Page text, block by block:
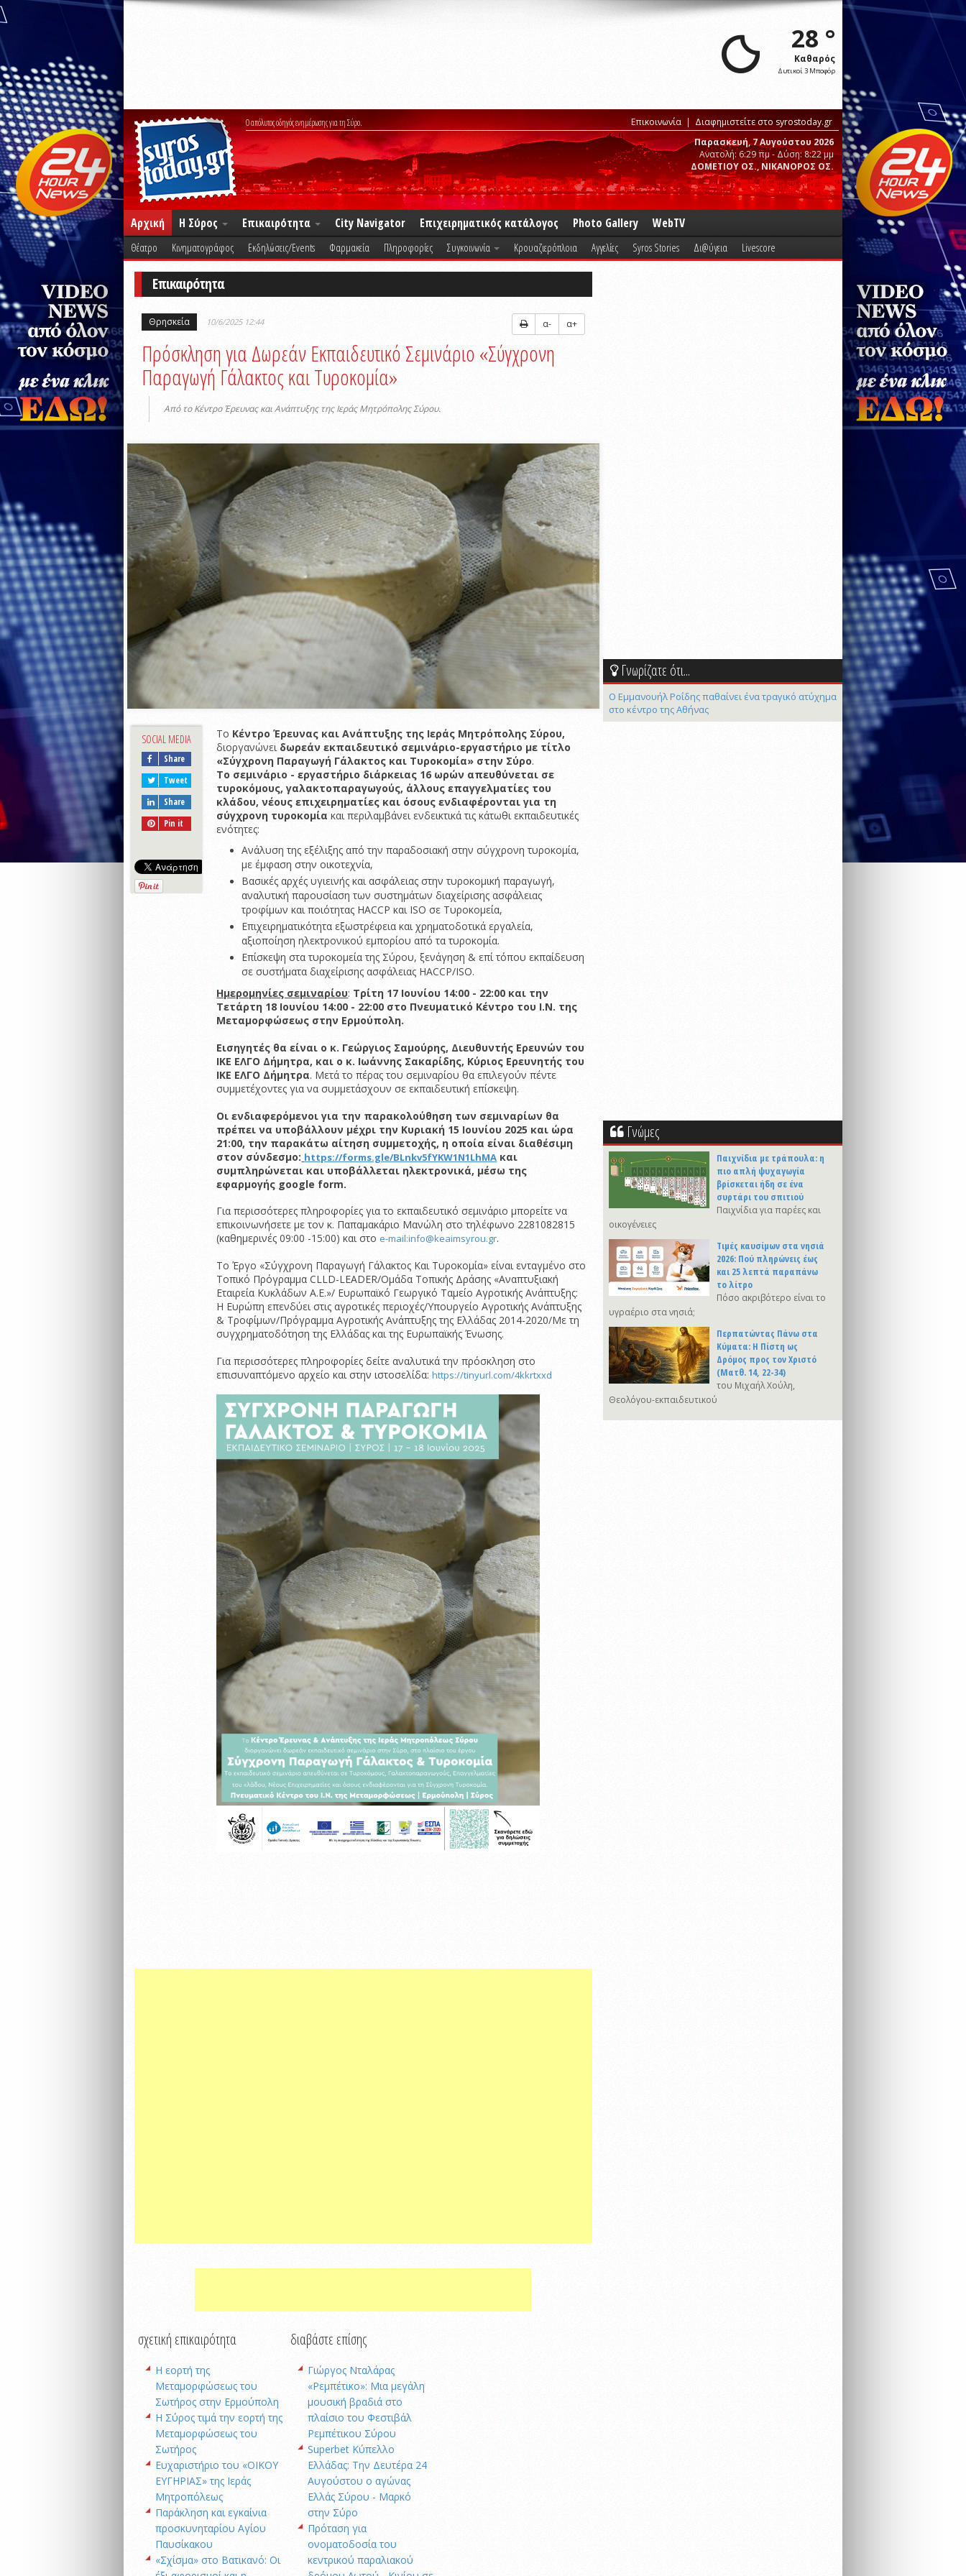
28 °
Καθαρός
Δυτικοί 3 Μποφόρ
Ο απόλυτος οδηγός ενημέρωσης για τη Σύρο. Επικοινωνία
Διαφημιστείτε στο syrostoday.gr
Παρασκευή, 7 Αυγούστου 2026
Ανατολή: 6:29 πμ - Δύση: 8:22 μμ
ΔΟΜΕΤΙΟΥ ΟΣ., ΝΙΚΑΝΟΡΟΣ ΟΣ.
Αρχική Η Σύρος Επικαιρότητα City Navigator Επιχειρηματικός κατάλογος Photo Gallery WebTV
Θέατρο Κινηματογράφος Εκδηλώσεις/Events Φαρμακεία Πληροφορίες Συγκοινωνία Κρουαζιερόπλοια Αγγελίες Syros Stories Δι@ύγεια Livescore
Επικαιρότητα
Θρησκεία 10/6/2025 12:44 α- α+
Πρόσκληση για Δωρεάν Εκπαιδευτικό Σεμινάριο «Σύγχρονη
Παραγωγή Γάλακτος και Τυροκομία»
Από το Κέντρο Έρευνας και Ανάπτυξης της Ιεράς Μητρόπολης Σύρου.
SOCIAL MEDIA
Share
Tweet
Share
Pin it
Tο Κέντρο Έρευνας και Ανάπτυξης της Ιεράς Μητρόπολης Σύρου,
διοργανώνει δωρεάν εκπαιδευτικό σεμινάριο-εργαστήριο με τίτλο
«Σύγχρονη Παραγωγή Γάλακτος και Τυροκομία» στην Σύρο.
Το σεμινάριο - εργαστήριο διάρκειας 16 ωρών απευθύνεται σε
τυροκόμους, γαλακτοπαραγωγούς, άλλους επαγγελματίες του
κλάδου, νέους επιχειρηματίες και όσους ενδιαφέρονται για τη
σύγχρονη τυροκομίακαι περιλαμβάνει ενδεικτικά τις κάτωθι εκπαιδευτικές
ενότητες:
Ανάλυση της εξέλιξης από την παραδοσιακή στην σύγχρονη τυροκομία,
με έμφαση στην οικοτεχνία,
Βασικές αρχές υγιεινής και ασφάλειας στην τυροκομική παραγωγή,
αναλυτική παρουσίαση των συστημάτων διαχείρισης ασφάλειας
τροφίμων και ποιότητας HACCP και ISO σε Τυροκομεία,
Επιχειρηματικότητα εξωστρέφεια και χρηματοδοτικά εργαλεία,
αξιοποίηση ηλεκτρονικού εμπορίου από τα τυροκομία.
Επίσκεψη στα τυροκομεία της Σύρου, ξενάγηση & επί τόπου εκπαίδευση
σε συστήματα διαχείρισης ασφάλειας HACCP/ISO.
Ημερομηνίες σεμιναρίου: Τρίτη 17 Ιουνίου 14:00 - 22:00 και την
Τετάρτη 18 Ιουνίου 14:00 - 22:00 στο Πνευματικό Κέντρο του Ι.Ν. της
Μεταμορφώσεως στην Ερμούπολη.
Εισηγητές θα είναι ο κ. Γεώργιος Σαμούρης, Διευθυντής Ερευνών του
ΙΚΕ ΕΛΓΟ Δήμητρα, και ο κ. Ιωάννης Σακαρίδης, Κύριος Ερευνητής του
ΙΚΕ ΕΛΓΟ Δήμητρα. Μετά το πέρας του σεμιναρίου θα επιλεγούν πέντε
συμμετέχοντες για να συμμετάσχουν σε εκπαιδευτική επίσκεψη.
Οι ενδιαφερόμενοι για την παρακολούθηση των σεμιναρίων θα
πρέπει να υποβάλλουν μέχρι την Κυριακή 15 Ιουνίου 2025 και ώρα
21:00, την παρακάτω αίτηση συμμετοχής, η οποία είναι διαθέσιμη
στον σύνδεσμο: https://forms.gle/BLnkv5fYKW1N1LhMA και
συμπληρώνεται και υποβάλλεται ηλεκτρονικά, μέσω της
εφαρμογής google form.
Για περισσότερες πληροφορίες για το εκπαιδευτικό σεμινάριο μπορείτε να
επικοινωνήσετε με τον κ. Παπαμακάριο Μανώλη στο τηλέφωνο 2281082815
(καθημερινές 09:00 -15:00) και στοe-mail:info@keaimsyrou.gr.
Το Έργο «Σύγχρονη Παραγωγή Γάλακτος Και Τυροκομία» είναι ενταγμένο στο
Τοπικό Πρόγραμμα CLLD-LEADER/Ομάδα Τοπικής Δράσης «Αναπτυξιακή
Εταιρεία Κυκλάδων Α.Ε.»/ Ευρωπαϊκό Γεωργικό Ταμείο Αγροτικής Ανάπτυξης:
Η Ευρώπη επενδύει στις αγροτικές περιοχές/Υπουργείο Αγροτικής Ανάπτυξης
& Τροφίμων/Πρόγραμμα Αγροτικής Ανάπτυξης της Ελλάδας 2014-2020/Με τη
συγχρηματοδότηση της Ελλάδας και της Ευρωπαϊκής Ένωσης.
Για περισσότερες πληροφορίες δείτε αναλυτικά την πρόσκληση στο
επισυναπτόμενο αρχείο και στην ιστοσελίδα:https://tinyurl.com/4kkrtxxd
σχετική επικαιρότητα
Η εορτή της
Μεταμορφώσεως του
Σωτήρος στην Ερμούπολη
Η Σύρος τιμά την εορτή της
Μεταμορφώσεως του
Σωτήρος
Ευχαριστήριο του «ΟΙΚΟΥ
ΕΥΓΗΡΙΑΣ» της Ιεράς
Μητροπόλεως
Παράκληση και εγκαίνια
προσκυνηταρίου Αγίου
Παυσίκακου
«Σχίσμα» στο Βατικανό: Οι
διαβάστε επίσης
Γιώργος Νταλάρας
«Ρεμπέτικο»: Μια μεγάλη
μουσική βραδιά στο
πλαίσιο του Φεστιβάλ
Ρεμπέτικου Σύρου
Superbet Κύπελλο
Ελλάδας: Την Δευτέρα 24
Αυγούστου ο αγώνας
Ελλάς Σύρου - Μαρκό
στην Σύρο
Πρόταση για
ονοματοδοσία του
κεντρικού παραλιακού
Γνωρίζατε ότι...
Ο Εμμανουήλ Ροΐδης παθαίνει ένα τραγικό ατύχημα
στο κέντρο της Αθήνας
Γνώμες
Παιχνίδια με τράπουλα: η
πιο απλή ψυχαγωγία
βρίσκεται ήδη σε ένα
συρτάρι του σπιτιού
Παιχνίδια για παρέες και
οικογένειες
Τιμές καυσίμων στα νησιά
2026: Πού πληρώνεις έως
και 25 λεπτά παραπάνω
το λίτρο
Πόσο ακριβότερο είναι το
υγραέριο στα νησιά;
Περπατώντας Πάνω στα
Κύματα: Η Πίστη ως
Δρόμος προς τον Χριστό
(Ματθ. 14, 22-34)
του Μιχαήλ Χούλη,
Θεολόγου-εκπαιδευτικού